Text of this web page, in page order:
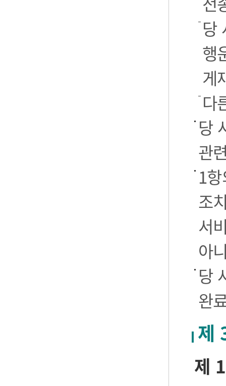
당
행
게
다
당
관
1
조
서
아
당
완
제
제